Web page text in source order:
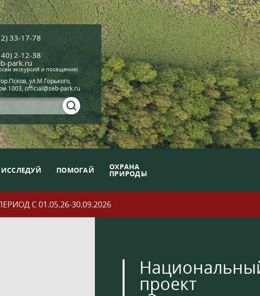
33-17-78
2-12-38
park.ru
экскурсий и посещения)
ул.М.Горького,
official@seb-park.ru
ИССЛЕДУЙ ПОМОГАЙ ОХРАНА
ПРИРОДЫ
С 01.05.26-30.09.2026
проект